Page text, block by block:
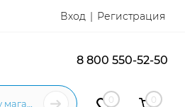
Вход Регистрация
8 800 550-52-50
0 0